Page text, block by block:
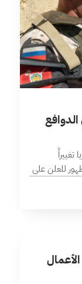
الدوافع
للعلن على
عقد أستانة